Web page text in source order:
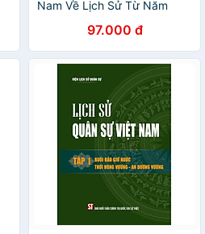
Nam Về Lịch Sử Từ Năm
97.000 đ